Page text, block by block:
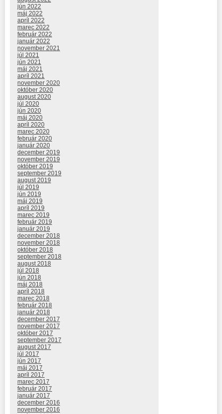
jún 2022
máj 2022
apríl 2022
marec 2022
február 2022
január 2022
november 2021
júl 2021
jún 2021
máj 2021
apríl 2021
november 2020
október 2020
august 2020
júl 2020
jún 2020
máj 2020
apríl 2020
marec 2020
február 2020
január 2020
december 2019
november 2019
október 2019
september 2019
august 2019
júl 2019
jún 2019
máj 2019
apríl 2019
marec 2019
február 2019
január 2019
december 2018
november 2018
október 2018
september 2018
august 2018
júl 2018
jún 2018
máj 2018
apríl 2018
marec 2018
február 2018
január 2018
december 2017
november 2017
október 2017
september 2017
august 2017
júl 2017
jún 2017
máj 2017
apríl 2017
marec 2017
február 2017
január 2017
december 2016
november 2016